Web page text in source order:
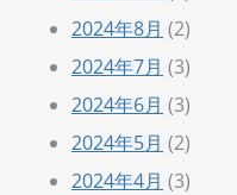
2024年8月 (2)
2024年7月 (3)
2024年6月 (3)
2024年5月 (2)
2024年4月 (3)